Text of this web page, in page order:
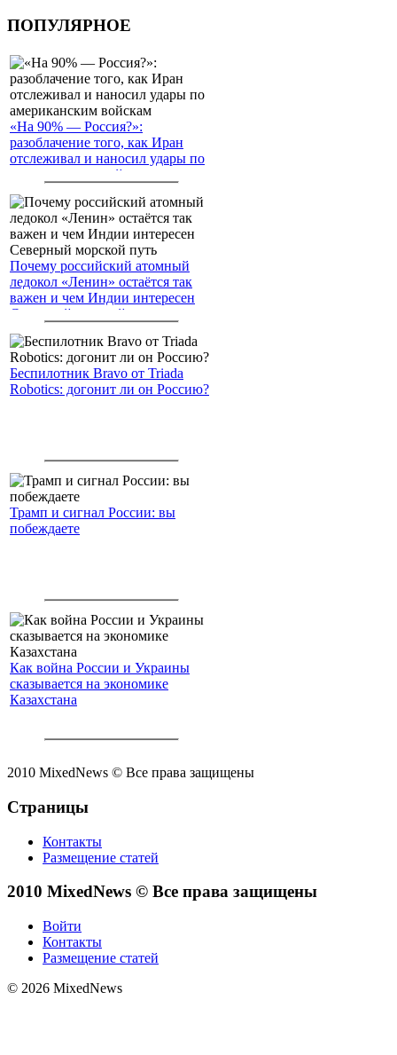
ПОПУЛЯРНОЕ
«На 90% — Россия?»:
разоблачение того, как Иран
отслеживал и наносил удары по
американским войскам
Почему российский атомный
ледокол «Ленин» остаётся так
важен и чем Индии интересен
Северный морской путь
Беспилотник Bravo от Triada
Robotics: догонит ли он Россию?
Трамп и сигнал России: вы
побеждаете
Как война России и Украины
сказывается на экономике
Казахстана
2010 MixedNews © Все права защищены
Страницы
Контакты
Размещение статей
2010 MixedNews © Все права защищены
Войти
Контакты
Размещение статей
© 2026 MixedNews